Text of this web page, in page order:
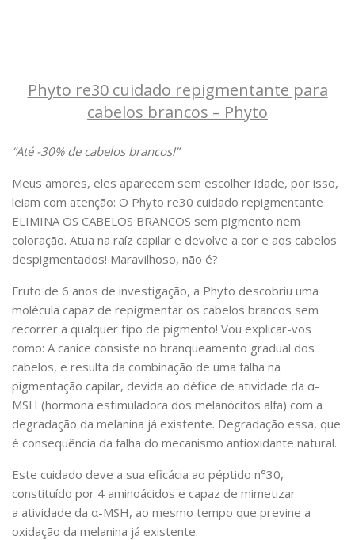
Phyto re30 cuidado repigmentante para
cabelos brancos – Phyto
“Até -30% de cabelos brancos!”
Meus amores, eles aparecem sem escolher idade, por isso,
leiam com atenção: O Phyto re30 cuidado repigmentante
ELIMINA OS CABELOS BRANCOS sem pigmento nem
coloração. Atua na raíz capilar e devolve a cor e aos cabelos
despigmentados! Maravilhoso, não é?
Fruto de 6 anos de investigação, a Phyto descobriu uma
molécula capaz de repigmentar os cabelos brancos sem
recorrer a qualquer tipo de pigmento! Vou explicar-vos
como: A caníce consiste no branqueamento gradual dos
cabelos, e resulta da combinação de uma falha na
pigmentação capilar, devida ao défice de atividade da α-
MSH (hormona estimuladora dos melanócitos alfa) com a
degradação da melanina já existente. Degradação essa, que
é consequência da falha do mecanismo antioxidante natural.
Este cuidado deve a sua eficácia ao péptido n°30,
constituído por 4 aminoácidos e capaz de mimetizar
a atividade da α-MSH, ao mesmo tempo que previne a
oxidação da melanina já existente.